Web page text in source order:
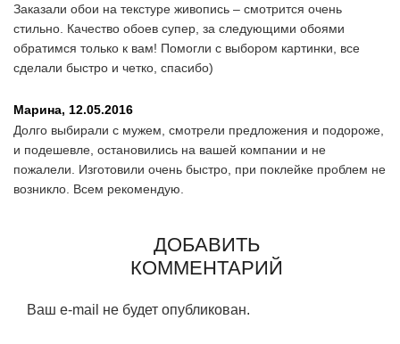
Заказали обои на текстуре живопись – смотрится очень
стильно. Качество обоев супер, за следующими обоями
обратимся только к вам! Помогли с выбором картинки, все
сделали быстро и четко, спасибо)
Марина, 12.05.2016
Долго выбирали с мужем, смотрели предложения и подороже,
и подешевле, остановились на вашей компании и не
пожалели. Изготовили очень быстро, при поклейке проблем не
возникло. Всем рекомендую.
ДОБАВИТЬ
КОММЕНТАРИЙ
Ваш e-mail не будет опубликован.